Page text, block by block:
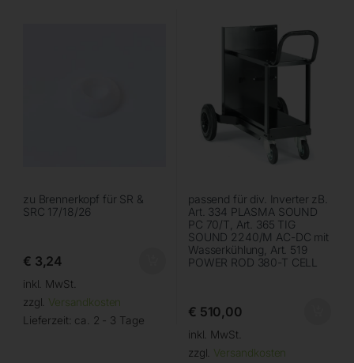
zu Brennerkopf für SR &
SRC 17/18/26
€ 3,24
inkl. MwSt.
zzgl. Versandkosten
Lieferzeit: ca. 2 - 3 Tage
passend für div. Inverter zB.
Art. 334 PLASMA SOUND
PC 70/T, Art. 365 TIG
SOUND 2240/M AC-DC mit
Wasserkühlung, Art. 519
POWER ROD 380-T CELL
€ 510,00
inkl. MwSt.
zzgl. Versandkosten